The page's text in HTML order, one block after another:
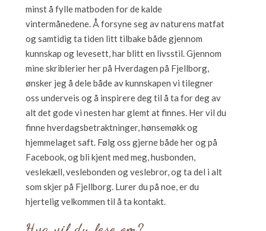
minst å fylle matboden for de kalde
vintermånedene. Å forsyne seg av naturens matfat
og samtidig ta tiden litt tilbake både gjennom
kunnskap og levesett, har blitt en livsstil. Gjennom
mine skriblerier her på Hverdagen på Fjellborg,
ønsker jeg å dele både av kunnskapen vi tilegner
oss underveis og å inspirere deg til å ta for deg av
alt det gode vi nesten har glemt at finnes. Her vil du
finne hverdagsbetraktninger, hønsemøkk og
hjemmelaget saft. Følg oss gjerne både her og på
Facebook, og bli kjent med meg, husbonden,
veslekæll, veslebonden og veslebror, og ta del i alt
som skjer på Fjellborg. Lurer du på noe, er du
hjertelig velkommen til å ta kontakt.